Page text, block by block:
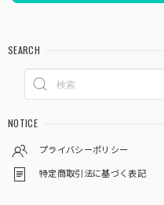
SEARCH
NOTICE
プライバシーポリシー
特定商取引法に基づく表記